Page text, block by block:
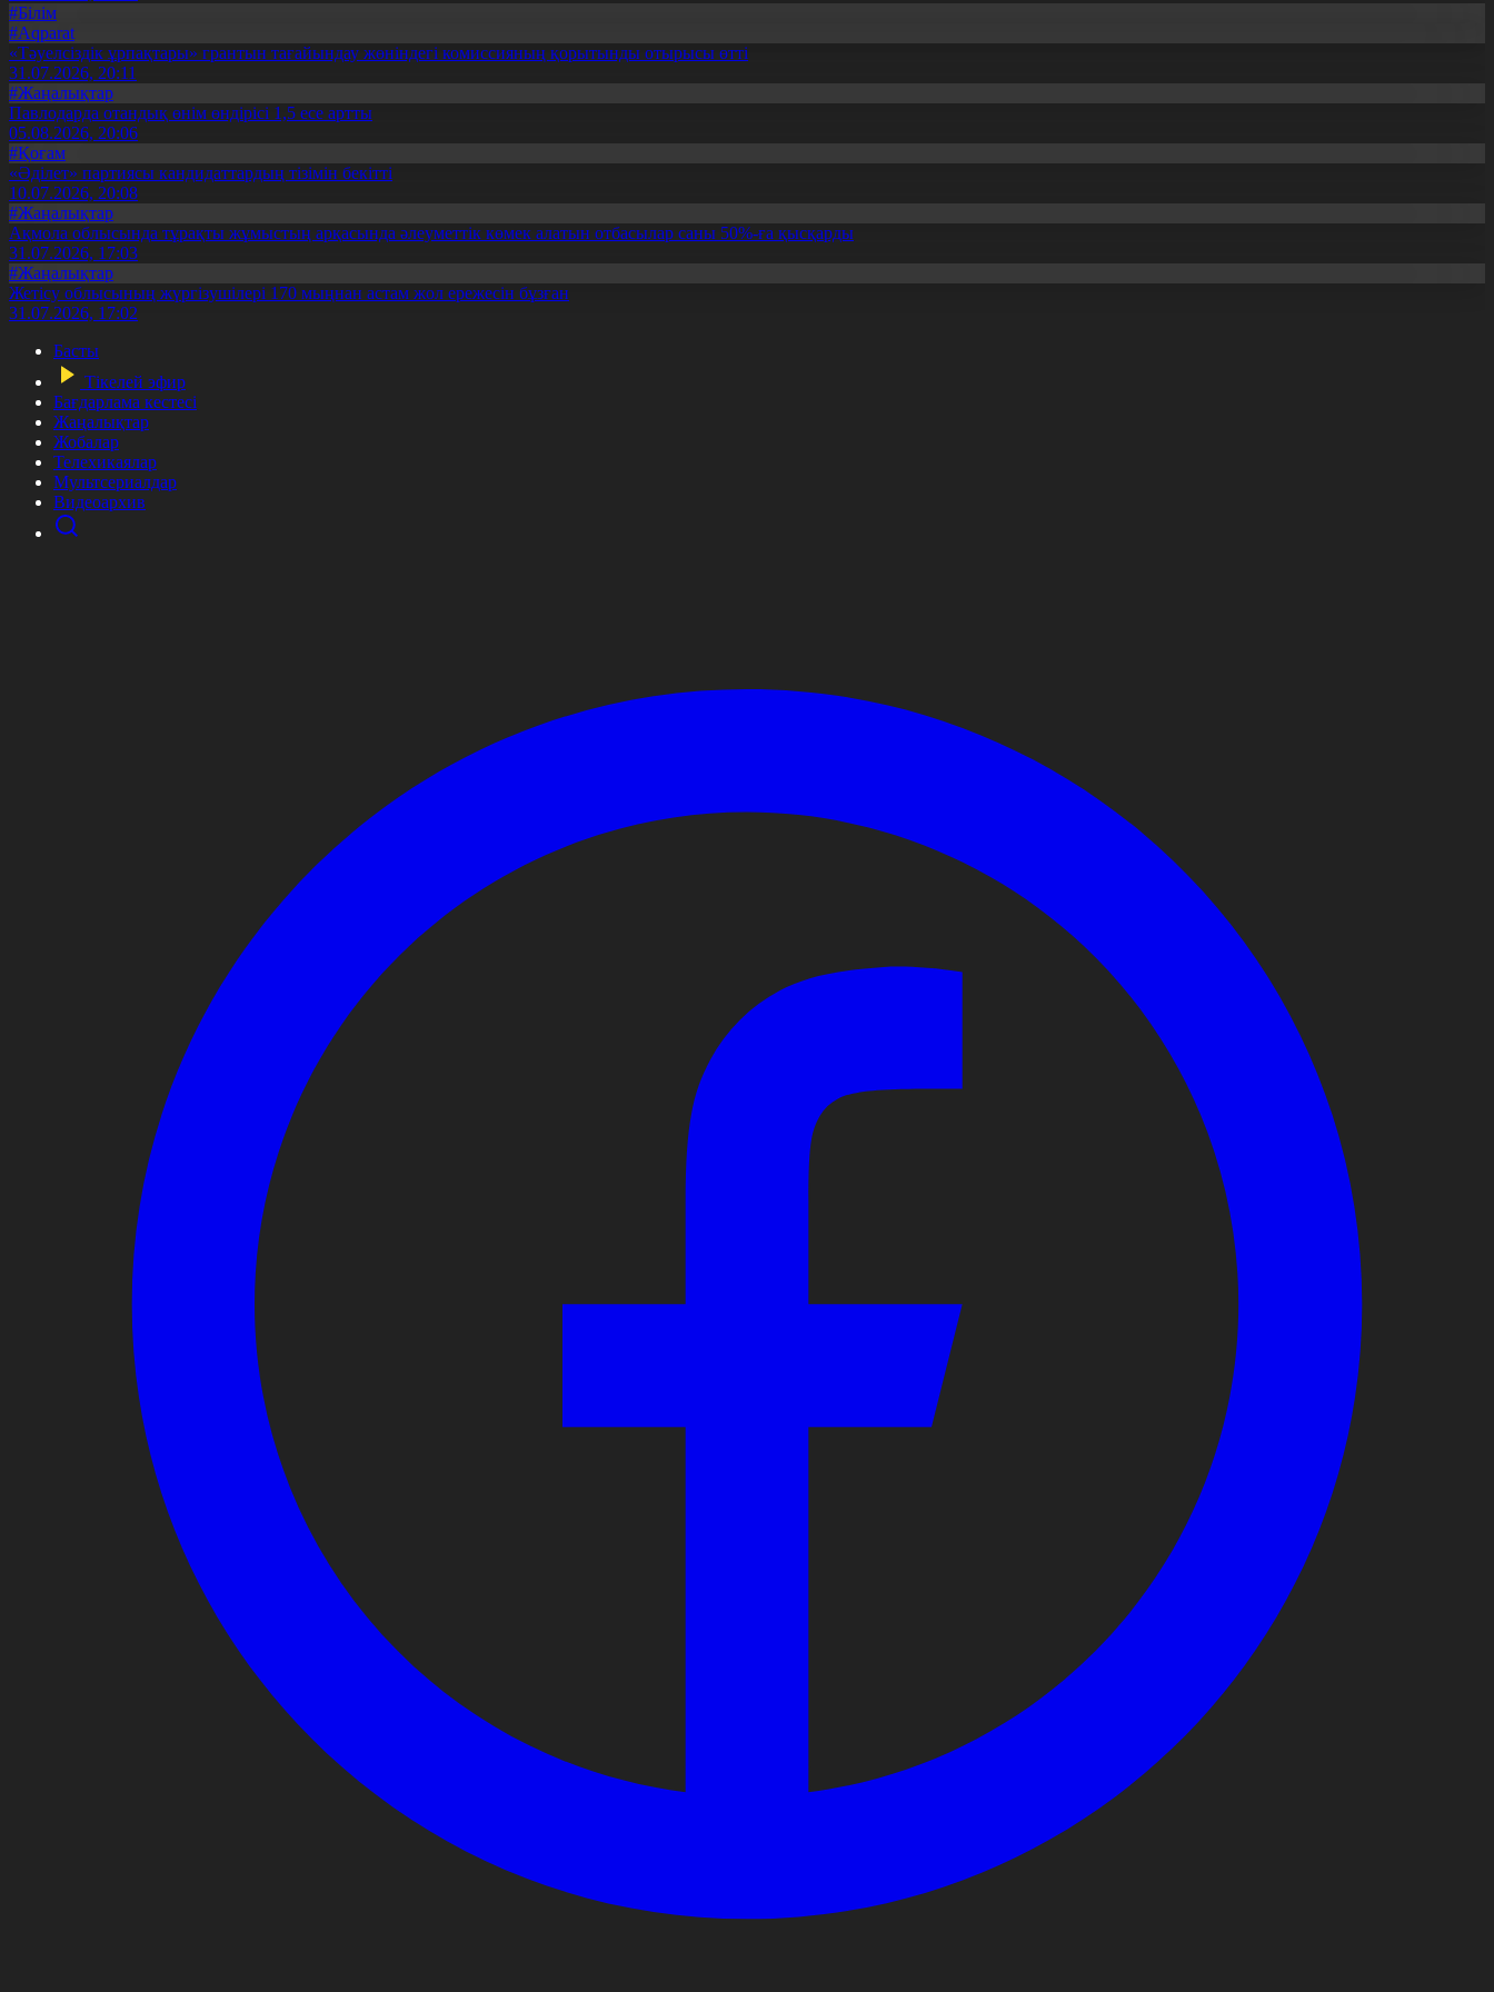
#Білім
#Aqparat
«Тәуелсіздік ұрпақтары» грантын тағайындау жөніндегі комиссияның қорытынды отырысы өтті
31.07.2026, 20:11
#Жаңалықтар
Павлодарда отандық өнім өндірісі 1,5 есе артты
05.08.2026, 20:06
#Қоғам
«Әділет» партиясы кандидаттардың тізімін бекітті
10.07.2026, 20:08
#Жаңалықтар
Ақмола облысында тұрақты жұмыстың арқасында әлеуметтік көмек алатын отбасылар саны 50%-ға қысқарды
31.07.2026, 17:03
#Жаңалықтар
Жетісу облысының жүргізушілері 170 мыңнан астам жол ережесін бұзған
31.07.2026, 17:02
Басты
Тікелей эфир
Бағдарлама кестесі
Жаңалықтар
Жобалар
Телехикаялар
Мультсериалдар
Видеоархив